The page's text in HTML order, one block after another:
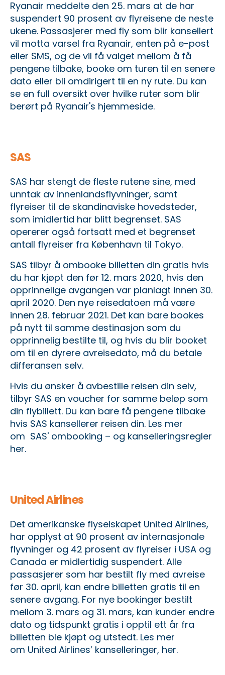
Ryanair meddelte den 25. mars at de har
suspendert 90 prosent av flyreisene de neste
ukene. Passasjerer med fly som blir kansellert
vil motta varsel fra Ryanair, enten på e-post
eller SMS, og de vil få valget mellom å få
pengene tilbake, booke om turen til en senere
dato eller bli omdirigert til en ny rute. Du kan
se en full oversikt over hvilke ruter som blir
berørt på Ryanair's hjemmeside.
SAS
SAS har stengt de fleste rutene sine, med
unntak av innenlandsflyvninger, samt
flyreiser til de skandinaviske hovedsteder,
som imidlertid har blitt begrenset. SAS
opererer også fortsatt med et begrenset
antall flyreiser fra København til Tokyo.
SAS tilbyr å ombooke billetten din gratis hvis
du har kjøpt den før 12. mars 2020, hvis den
opprinnelige avgangen var planlagt innen 30.
april 2020. Den nye reisedatoen må være
innen 28. februar 2021. Det kan bare bookes
på nytt til samme destinasjon som du
opprinnelig bestilte til, og hvis du blir booket
om til en dyrere avreisedato, må du betale
differansen selv.
Hvis du ønsker å avbestille reisen din selv,
tilbyr SAS en voucher for samme beløp som
din flybillett. Du kan bare få pengene tilbake
hvis SAS kansellerer reisen din. Les mer
om SAS' ombooking – og kanselleringsregler
her.
United Airlines
Det amerikanske flyselskapet United Airlines,
har opplyst at 90 prosent av internasjonale
flyvninger og 42 prosent av flyreiser i USA og
Canada er midlertidig suspendert. Alle
passasjerer som har bestilt fly med avreise
før 30. april, kan endre billetten gratis til en
senere avgang. For nye bookinger bestilt
mellom 3. mars og 31. mars, kan kunder endre
dato og tidspunkt gratis i opptil ett år fra
billetten ble kjøpt og utstedt. Les mer
om United Airlines’ kanselleringer, her.